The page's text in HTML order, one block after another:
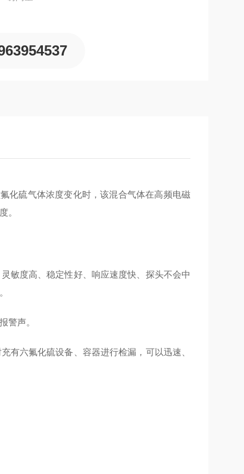
化硫气体浓度变化时，该混合气体在高频电磁
。
敏度高、稳定性好、响应速度快、探头不会中
警声。
有六氟化硫设备、容器进行检漏，可以迅速、